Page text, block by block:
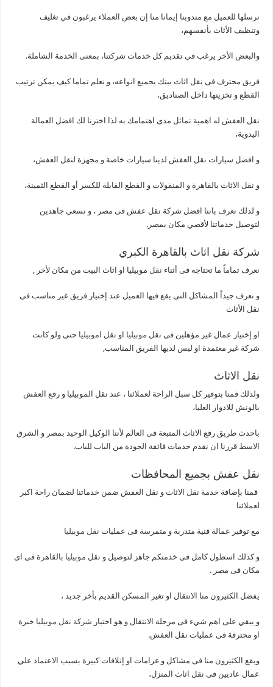
نرسلها للعميل مع مندوبنا إيمانا منا إن بعض العملاء يرغبون في تغليف
وتنظيف الأثاث بأنفسهم،
والبعض الأخر يرغب في تقديم كل خدمات شركتنا، بمعنى الخدمة الشاملة.
فريق محترف فى نقل اثاث بيتك بجميع انواعه، و نعلم تماما كيف يمكن ترتيب
القطع و تخزينها داخل الصناديق،
نقل العفش له اهمية تماثل مدى اهتمامك به لذا اخترنا لك افضل العمالة
اليدوية،
و افضل سيارات نقل العفش لدينا سيارات خاصة و مجهزة لنقل العفش،
و نقل الاثاث بالقاهرة و المنقولات و القطع القابلة للكسر أو القطع الثمينة،
و لذلك نعرف باننا افضل شركة نقل عفش فى مصر ، و نسعي جاهدين
لتوصيل خدماتنا لأقصي مكان بمصر.
شركة نقل اثاث بالقاهرة الكبري
نعرف تماماً ما تحتاجه فى أثناء نقل موبيليا او اثاث البيت من مكان لأخر ,
و نعرف جيداً المشاكل التى يقع فيها العميل عند إختيار فريق غير مناسب فى
نقل الأثاث
او إختيار عمال غير مؤهلين فى نقل موبيليا او نقل اموبيليا حتى ولو كانت
شركة غير معتمدة او ليس لديها الفريق المناسب,
نقل الاثاث
ولذلك قمنا بتوفير كل سبل الراحة لعملائنا ، عند نقل الموبيليا و رفع العفش
بالونش للادوار العليا،
باحدث طريق رفع الاثاث المتبعة فى العالم لأننا الوكيل الوحيد بمصر و الشرق
الاسط قررنا ان نقدم خدمات فائقة الجودة من الباب للباب.
نقل عفش بجميع المحافظات
قمنا بإضافة خدمة نقل الاثاث و نقل العفش ضمن خدماتنا لضمان راحة اكبر
لعملائنا
مع توفير عمالة فنية متدربة و متمرسة فى عمليات نقل موبيليا
و كذلك اسطول كامل فى خدمتكم جاهز لتوصيل و نقل موبيليا بالقاهرة فى اى
مكان فى مصر .
يفضل الكثيرون منا الانتقال او تغير المسكن القديم بأخر جديد ،
و يبقي على اهم شيء فى مرحلة الانتقال و هو اختيار شركة نقل موبيليا خبرة
او محترفة فى عمليات نقل العفش.
ويقع الكثيرون منا فى مشاكل و غرامات او إتلافات كبيرة بسبب الاعتماد علي
عمال عاديين فى نقل اثاث المنزل،